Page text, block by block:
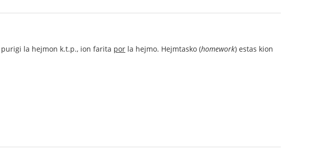
la hejmon k.t.p., ion farita por la hejmo. Hejmtasko (homework) estas kion